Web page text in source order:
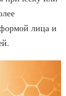
лица и